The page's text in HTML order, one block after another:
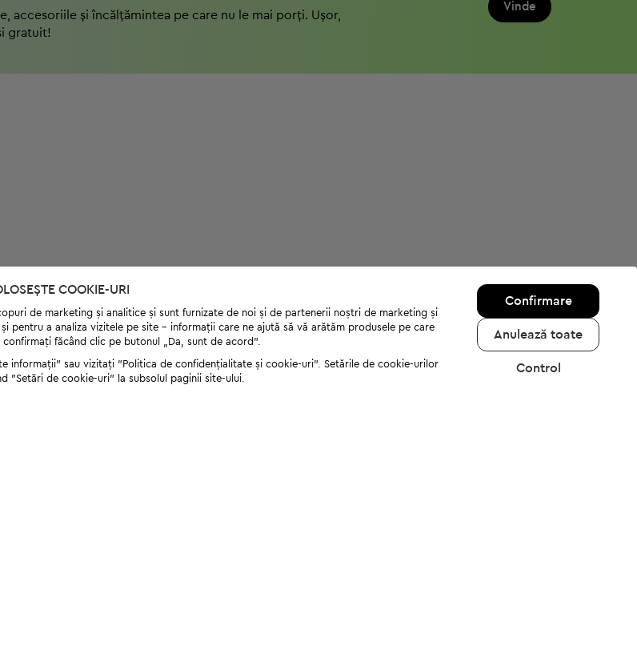
accesoriile și încălțămintea pe care nu le mai porți. Ușor,
gratuit!
Vinde
COOKIE-URI
de marketing și analitice și sunt furnizate de noi și de partenerii noștri de marketing și
pentru a analiza vizitele pe site - informații care ne ajută să vă arătăm produsele pe care
făcând clic pe butonul „Da, sunt de acord”.
informații" sau vizitați "Politica de confidențialitate și cookie-uri". Setările de cookie-urilor
"Setări de cookie-uri" la subsolul paginii site-ului.
Confirmare
Anulează toate
Control